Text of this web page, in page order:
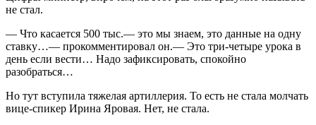
не стал.
— Что касается 500 тыс.— это мы знаем, это данные на одну
ставку…— прокомментировал он.— Это три-четыре урока в
день если вести… Надо зафиксировать, спокойно
разобраться…
Но тут вступила тяжелая артиллерия. То есть не стала молчать
вице-спикер Ирина Яровая. Нет, не стала.